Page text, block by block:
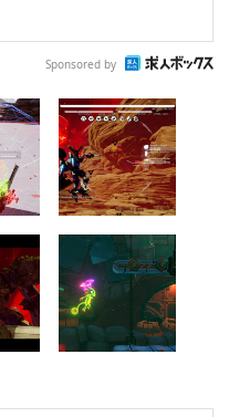
Sponsored by